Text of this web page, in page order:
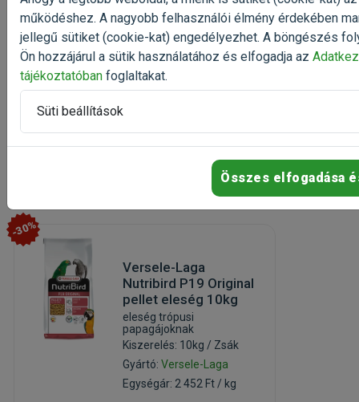
Kiszerelés: 200g / Doboz
Versele-Laga
Rendelhető
Kosárba
-30%
Versele-Laga
Nutribird P19 Original
pellet eleség 10kg
eleség trópusi
papagájoknak
Kiszerelés: 10kg / Zsák
Gyártó:Versele-Laga
Egységár: 2 452 Ft / kg
működéshez. A nagyobb felhasználói élmény érdekében
jellegű sütiket (cookie-kat) engedélyezhet. A böngészés
Ön hozzájárul a sütik használatához és elfogadja az
tájékoztatóban foglaltakat.
Süti beállítások
Összes elfogadása